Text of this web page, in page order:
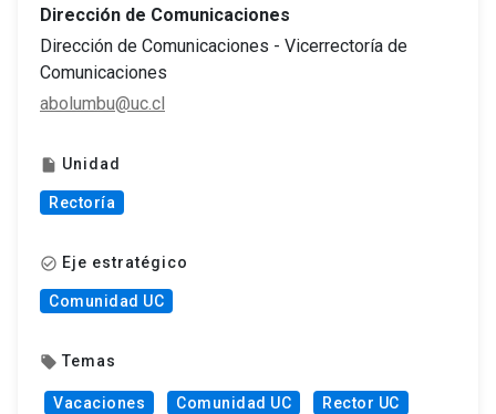
Dirección de Comunicaciones
Dirección de Comunicaciones - Vicerrectoría de
Comunicaciones
abolumbu@uc.cl
insert_drive_file Unidad
Rectoría
check_circle_outline Eje estratégico
Comunidad UC
local_offer Temas
Vacaciones Comunidad UC
Rector UC